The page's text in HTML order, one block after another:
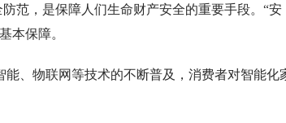
范，是保障人们生命财产安全的重要手段。“安
本保障。
、物联网等技术的不断普及，消费者对智能化